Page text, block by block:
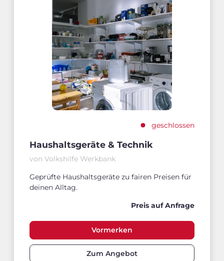
geschlossen
Haushaltsgeräte & Technik
von Volkshilfe Werkbank
Geprüfte Haushaltsgeräte zu fairen Preisen für
deinen Alltag.
Preis auf Anfrage
Vormerken
Zum Angebot